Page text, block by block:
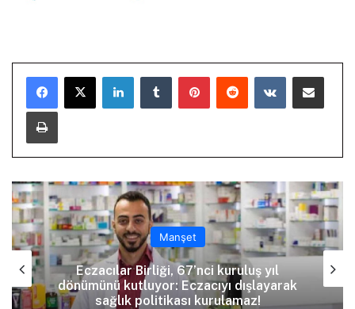
LinkedInTumblr PinterestReddit VKontakteE-Posta ile paylaş
Yazdır
Manşet
Eczacılar Birliği, 67’nci kuruluş yıl
dönümünü kutluyor: Eczacıyı dışlayarak
sağlık politikası kurulamaz!